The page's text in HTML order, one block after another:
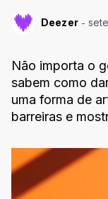
Deezer
Não importa o
sabem como
uma forma de
barreiras e